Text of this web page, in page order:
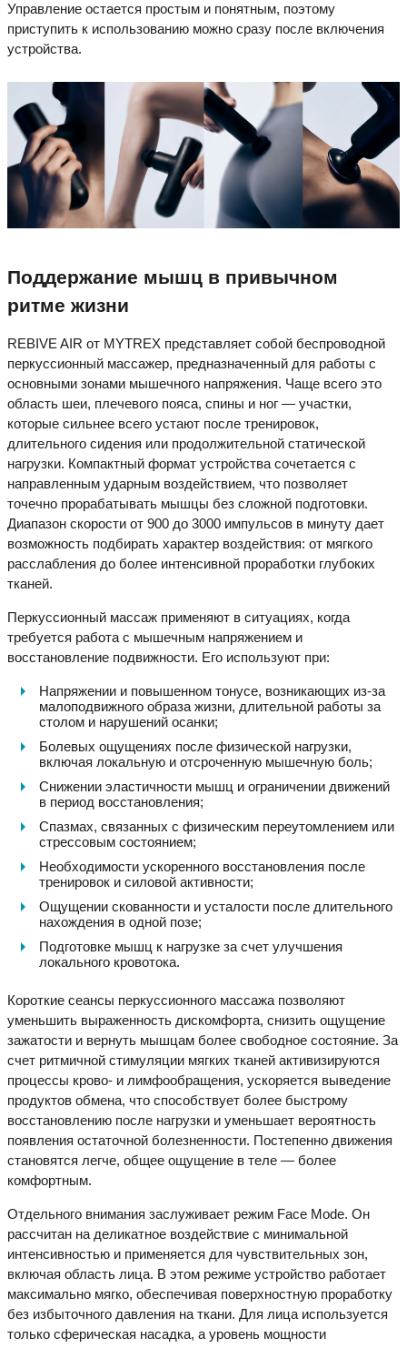
Управление остается простым и понятным, поэтому
приступить к использованию можно сразу после включения
устройства.
Поддержание мышц в привычном
ритме жизни
REBIVE AIR от MYTREX представляет собой беспроводной
перкуссионный массажер, предназначенный для работы с
основными зонами мышечного напряжения. Чаще всего это
область шеи, плечевого пояса, спины и ног — участки,
которые сильнее всего устают после тренировок,
длительного сидения или продолжительной статической
нагрузки. Компактный формат устройства сочетается с
направленным ударным воздействием, что позволяет
точечно прорабатывать мышцы без сложной подготовки.
Диапазон скорости от 900 до 3000 импульсов в минуту дает
возможность подбирать характер воздействия: от мягкого
расслабления до более интенсивной проработки глубоких
тканей.
Перкуссионный массаж применяют в ситуациях, когда
требуется работа с мышечным напряжением и
восстановление подвижности. Его используют при:
Напряжении и повышенном тонусе, возникающих из-за
малоподвижного образа жизни, длительной работы за
столом и нарушений осанки;
Болевых ощущениях после физической нагрузки,
включая локальную и отсроченную мышечную боль;
Снижении эластичности мышц и ограничении движений
в период восстановления;
Спазмах, связанных с физическим переутомлением или
стрессовым состоянием;
Необходимости ускоренного восстановления после
тренировок и силовой активности;
Ощущении скованности и усталости после длительного
нахождения в одной позе;
Подготовке мышц к нагрузке за счет улучшения
локального кровотока.
Короткие сеансы перкуссионного массажа позволяют
уменьшить выраженность дискомфорта, снизить ощущение
зажатости и вернуть мышцам более свободное состояние. За
счет ритмичной стимуляции мягких тканей активизируются
процессы крово- и лимфообращения, ускоряется выведение
продуктов обмена, что способствует более быстрому
восстановлению после нагрузки и уменьшает вероятность
появления остаточной болезненности. Постепенно движения
становятся легче, общее ощущение в теле — более
комфортным.
Отдельного внимания заслуживает режим Face Mode. Он
рассчитан на деликатное воздействие с минимальной
интенсивностью и применяется для чувствительных зон,
включая область лица. В этом режиме устройство работает
максимально мягко, обеспечивая поверхностную проработку
без избыточного давления на ткани. Для лица используется
только сферическая насадка, а уровень мощности